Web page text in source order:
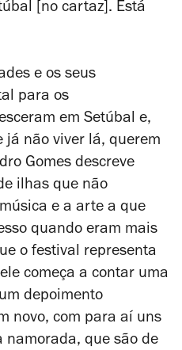
[no cartaz]. Está
e os seus
para os
em Setúbal e,
não viver lá, querem
Gomes descreve
ilhas que não
e a arte a que
quando eram mais
o festival representa
começa a contar uma
depoimento
novo, com para aí uns
namorada, que são de